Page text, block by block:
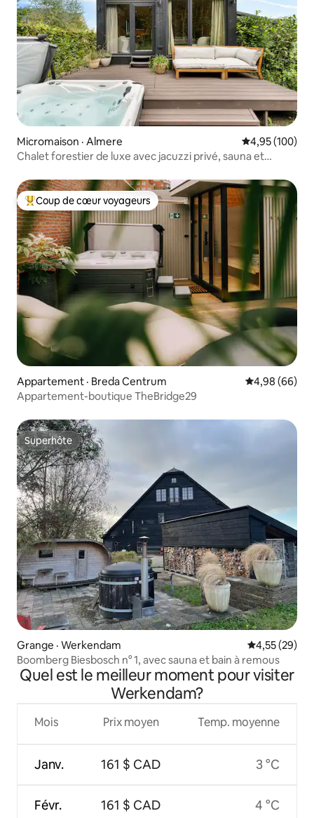
Micromaison · Almere Note
4,95 (100)
Chalet forestier de luxe avec jacuzzi privé, sauna et
Coup de cœur voyageurs parmi les plus aimés
Coup de cœur voyageurs
Appartement · Breda Centrum Note
4,98 (66)
Appartement-boutique TheBridge29
Superhôte
Superhôte
Grange · Werkendam Note
4,55 (29)
Boomberg Biesbosch n° 1, avec sauna et bain à remous
Quel est le meilleur moment pour visiter
Werkendam?
Mois
Janv.
Févr.
Prix moyen
161 $ CAD
161 $ CAD
Temp. moyenne
3 °C
4 °C